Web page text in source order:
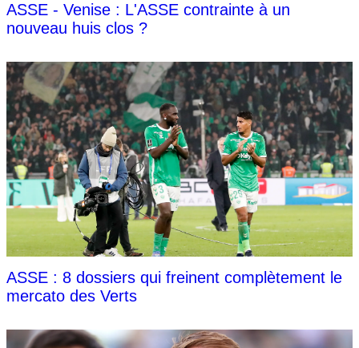
ASSE - Venise : L'ASSE contrainte à un
nouveau huis clos ?
ASSE : 8 dossiers qui freinent complètement le
mercato des Verts